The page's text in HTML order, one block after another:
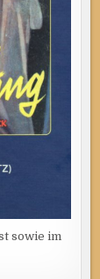
sowie im